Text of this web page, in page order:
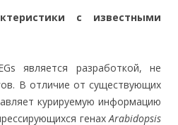
с известными
является разработкой, не
В отличие от существующих
курируемую информацию
генахArabidopsis